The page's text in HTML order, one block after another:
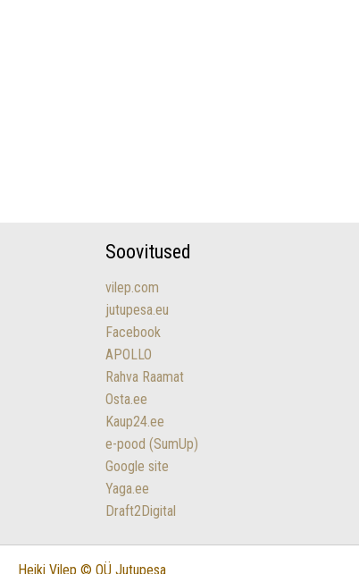
Soovitused
vilep.com
jutupesa.eu
Facebook
APOLLO
Rahva Raamat
Osta.ee
Kaup24.ee
e-pood (SumUp)
Google site
Yaga.ee
Draft2Digital
Heiki Vilep © OÜ Jutupesa